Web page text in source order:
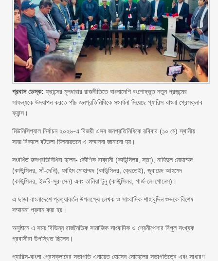
প্রবাস ডেস্ক: ফ্রান্সের মূলধারার রাজনীতিতে বাংলাদেশি বংশোদ্ভূত নতুন প্রজন্মের
সাফল্যকে উদযাপন করতে পাঁচ জনপ্রতিনিধিকে সংবর্ধনা দিয়েছে প্যারিস-বাংলা প্রেসক্লাব
ফ্রান্স।
মিউনিসিপ্যাল নির্বাচন ২০২৬-এ বিজয়ী এসব জনপ্রতিনিধিকে রবিবার (১০ মে) স্থানীয়
সময় বিকালে বটতলা মিলনায়তনে এ সম্মাননা জানানো হয়।
সংবর্ধিত জনপ্রতিনিধিরা হলেন- কৌশিক রাব্বানী (কাউন্সিলর, স্তা), নাহিদুল মোহাম্মদ
(কাউন্সিলর, সাঁ-দেনি), ফাহিম মোহাম্মদ (কাউন্সিলর, ক্রেতেই), জুবায়েদ আহমেদ
(কাউন্সিলর, ইভরি-সুর-সেন) এবং তানিয়া টুনু (কাউন্সিলর, গার্জ-লে-গোনেস)।
এ ছাড়া বাংলাদেশে প্রত্যাবর্তন উপলক্ষ্যে লেখক ও সাংবাদিক শাহাবুদ্দিন শুভকে বিশেষ
সম্মাননা প্রদান করা হয়।
অনুষ্ঠানে এ সময় বিভিন্ন রাজনৈতিক সামাজিক সাংবাদিক ও শ্রেনীপেশার বিপুল সংখ্যক
প্রবাসীরা উপস্থিত ছিলেন।
প্যারিস-বাংলা প্রেসক্লাবের সভাপতি এনায়েত হোসেন সোহেলের সভাপতিত্বে এবং সাধারণ